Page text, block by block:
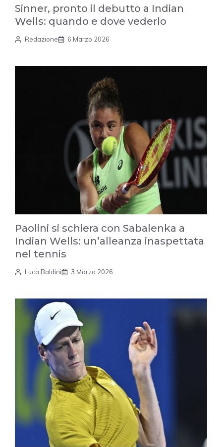
Sinner, pronto il debutto a Indian
Wells: quando e dove vederlo
Redazione 6 Marzo 2026
Paolini si schiera con Sabalenka a
Indian Wells: un’alleanza inaspettata
nel tennis
Luca Baldini 3 Marzo 2026